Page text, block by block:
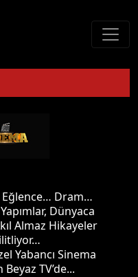
Dram…
Dünyaca
Almaz Hikayeler
Yabancı Sinema
TV’de...